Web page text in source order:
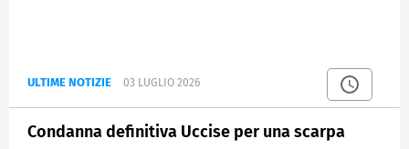
ULTIME NOTIZIE 03 LUGLIO 2026
Condanna definitiva Uccise per una scarpa